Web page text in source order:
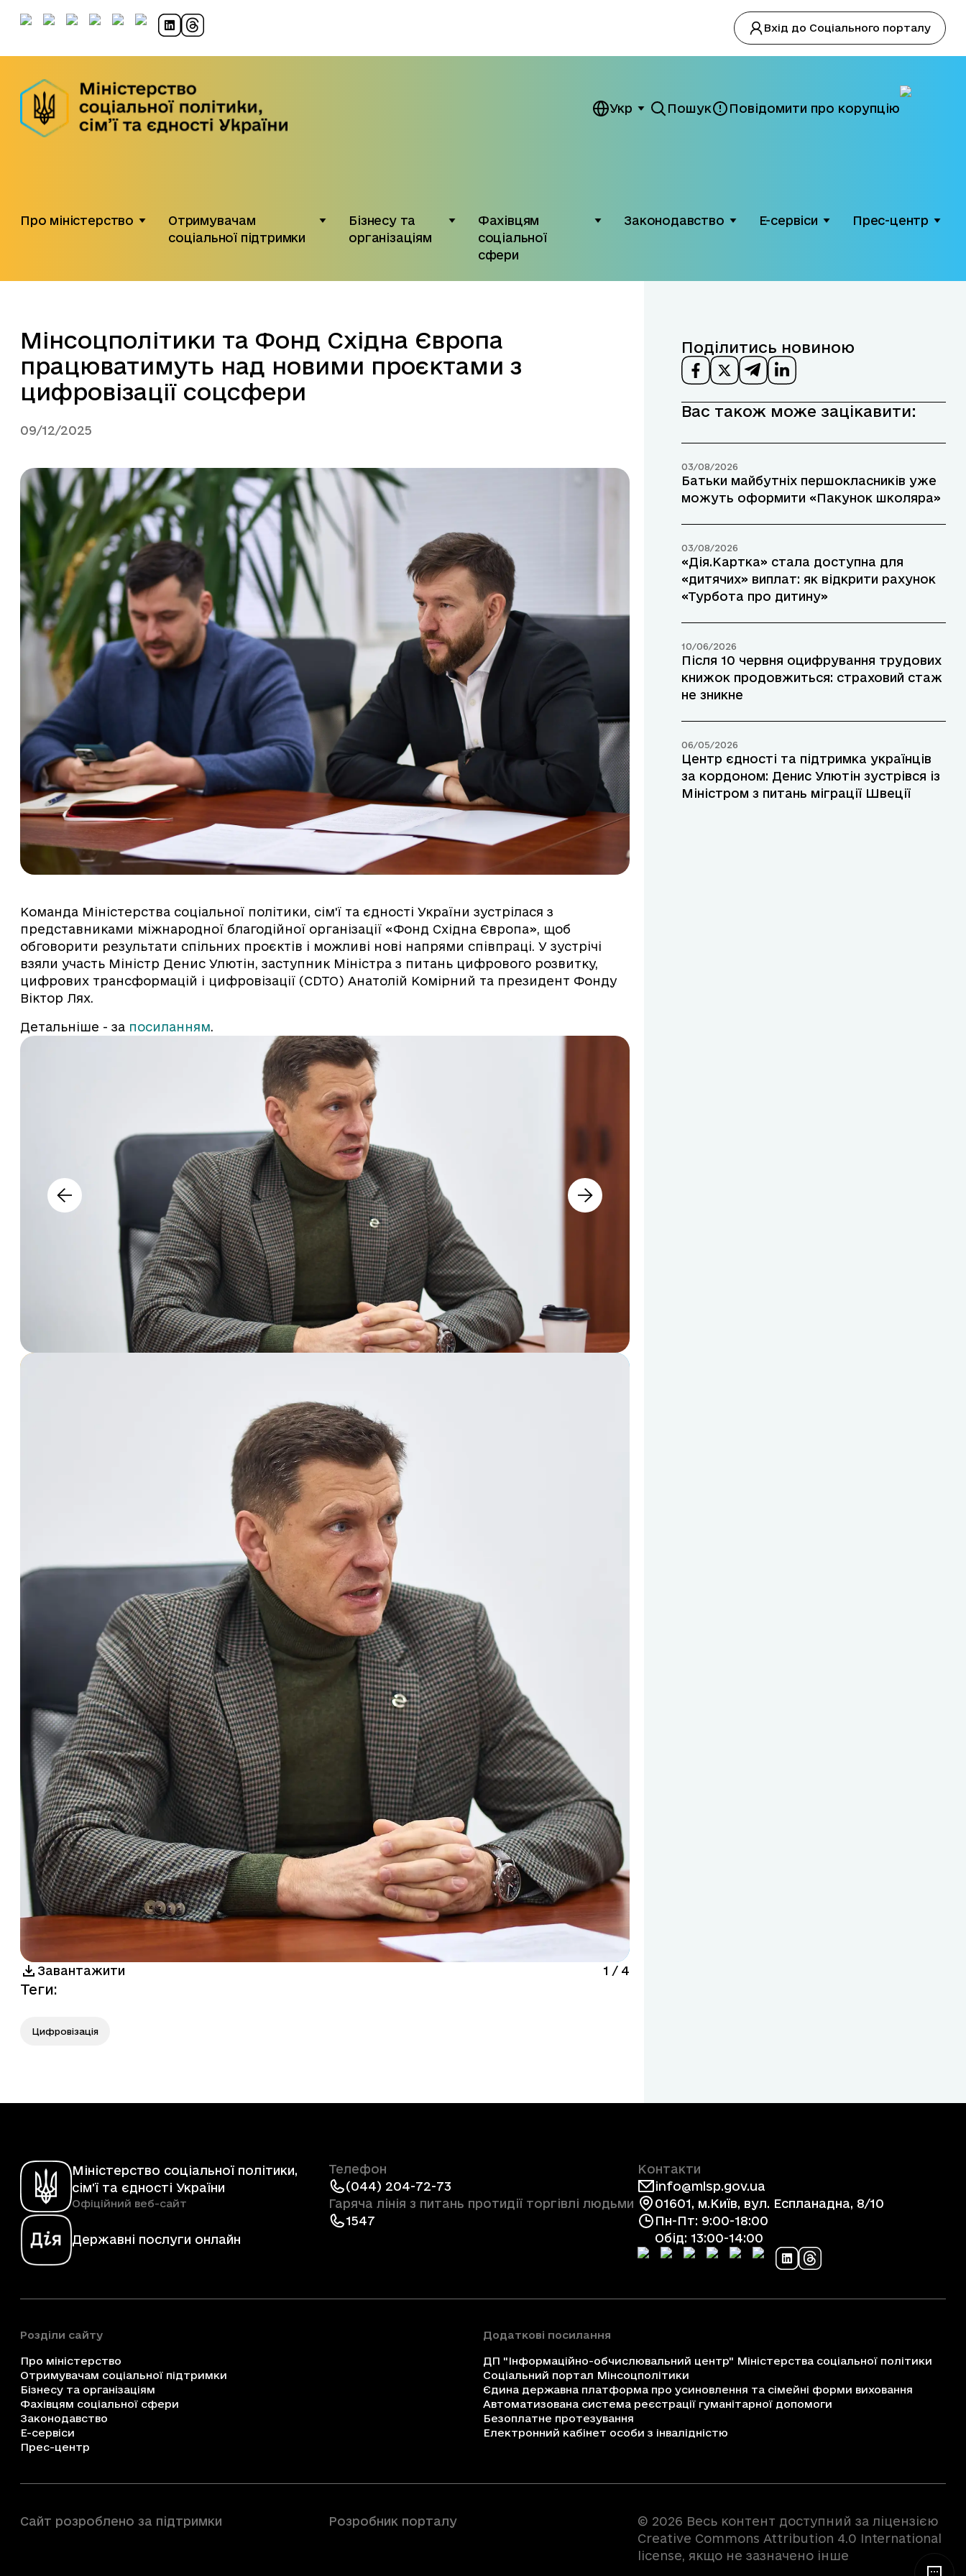
Вхід до Соціального порталу
Укр Пошук Повідомити про корупцію
Про міністерство
Отримувачам
соціальної підтримки
Бізнесу та
організаціям
Фахівцям
соціальної
сфери
Законодавство Е-сервіси Прес-центр
Мінсоцполітики та Фонд Східна Європа
працюватимуть над новими проєктами з
цифровізації соцсфери
09/12/2025
Команда Міністерства соціальної політики, сім'ї та єдності України зустрілася з
представниками міжнародної благодійної організації «Фонд Східна Європа», щоб
обговорити результати спільних проєктів і можливі нові напрями співпраці. У зустрічі
взяли участь Міністр Денис Улютін, заступник Міністра з питань цифрового розвитку,
цифрових трансформацій і цифровізації (CDTO) Анатолій Комірний та президент Фонду
Віктор Лях.
Детальніше - за посиланням.
Завантажити 1 / 4
Теги:
Цифровізація
Поділитись новиною
Вас також може зацікавити:
03/08/2026
Батьки майбутніх першокласників уже
можуть оформити «Пакунок школяра»
03/08/2026
«Дія.Картка» стала доступна для
«дитячих» виплат: як відкрити рахунок
«Турбота про дитину»
10/06/2026
Після 10 червня оцифрування трудових
книжок продовжиться: страховий стаж
не зникне
06/05/2026
Центр єдності та підтримка українців
за кордоном: Денис Улютін зустрівся із
Міністром з питань міграції Швеції
Міністерство соціальної політики,
сім'ї та єдності України
Офіційний веб-сайт
Державні послуги онлайн
Телефон
(044) 204-72-73
Гаряча лінія з питань протидії торгівлі людьми
1547
Контакти
info@mlsp.gov.ua
01601, м.Київ, вул. Еспланадна, 8/10
Пн-Пт: 9:00-18:00
Обід: 13:00-14:00
Розділи сайту
Про міністерство
Отримувачам соціальної підтримки
Бізнесу та організаціям
Фахівцям соціальної сфери
Законодавство
Е-сервіси
Прес-центр
Додаткові посилання
ДП "Інформаційно-обчислювальний центр" Міністерства соціальної політики
Соціальний портал Мінсоцполітики
Єдина державна платформа про усиновлення та сімейні форми виховання
Автоматизована система реєстрації гуманітарної допомоги
Безоплатне протезування
Електронний кабінет особи з інвалідністю
Сайт розроблено за підтримки Розробник порталу
© 2026 Весь контент доступний за ліцензією
Creative Commons Attribution 4.0 International
license, якщо не зазначено інше